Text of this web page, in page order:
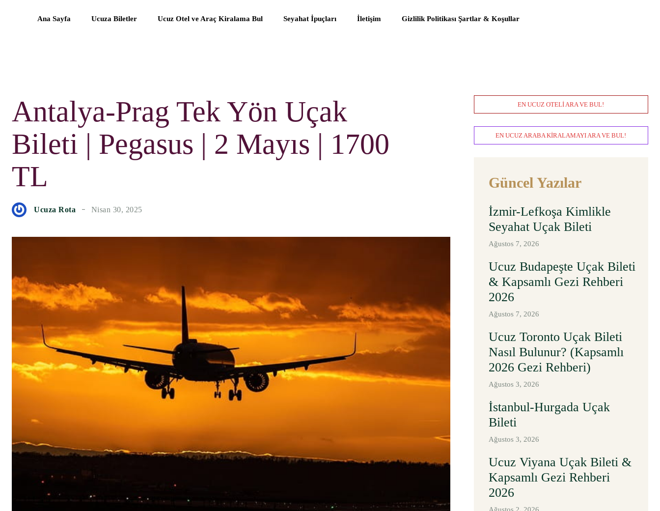
Ana Sayfa Ucuza Biletler Ucuz Otel ve Araç Kiralama Bul Seyahat İpuçları İletişim Gizlilik Politikası Şartlar & Koşullar
Antalya-Prag Tek Yön Uçak
Bileti | Pegasus | 2 Mayıs | 1700
TL
Ucuza Rota Nisan 30, 2025
EN UCUZ OTELI ARA VE BUL!
EN UCUZ ARABA KIRALAMAYI ARA VE BUL!
Güncel Yazılar
İzmir-Lefkoşa Kimlikle
Seyahat Uçak Bileti
Ağustos 7, 2026
Ucuz Budapeşte Uçak Bileti
& Kapsamlı Gezi Rehberi
2026
Ağustos 7, 2026
Ucuz Toronto Uçak Bileti
Nasıl Bulunur? (Kapsamlı
2026 Gezi Rehberi)
Ağustos 3, 2026
İstanbul-Hurgada Uçak
Bileti
Ağustos 3, 2026
Ucuz Viyana Uçak Bileti &
Kapsamlı Gezi Rehberi
2026